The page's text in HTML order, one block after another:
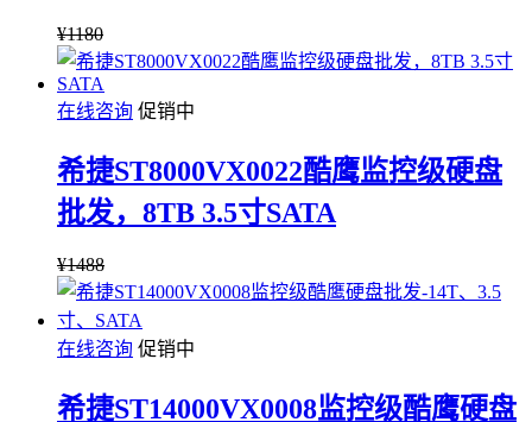
¥1180
在线咨询 促销中
希捷ST8000VX0022酷鹰监控级硬盘
批发，8TB 3.5寸SATA
¥1488
在线咨询 促销中
希捷ST14000VX0008监控级酷鹰硬盘